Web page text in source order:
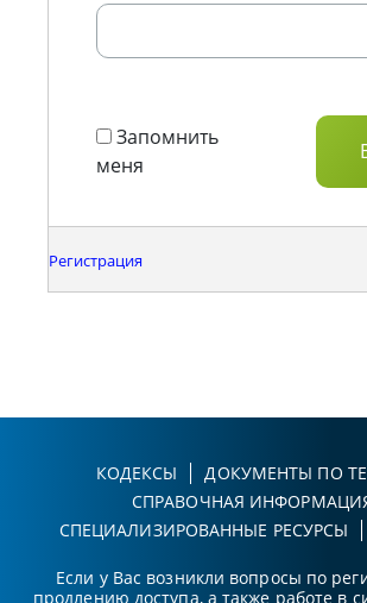
Запомнить
меня
Регистрация
КОДЕКСЫ
ДОКУМЕНТЫ ПО
СПРАВОЧНАЯ
СПЕЦИАЛИЗИРОВАННЫЕ РЕСУРСЫ
Если у Вас возникли вопросы по
продлению доступа, а также работе в